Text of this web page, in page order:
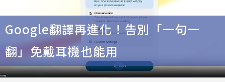
Google翻譯再進化！告別「一句一
翻」免戴耳機也能用